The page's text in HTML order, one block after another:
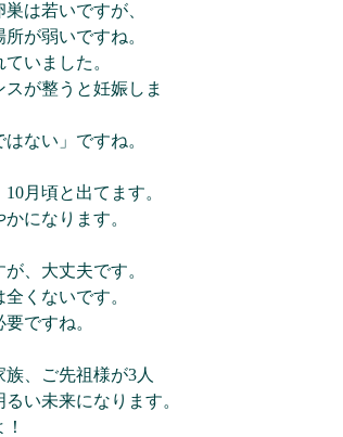
は若いですが、
が弱いですね。
いました。
が整うと妊娠しま
ない」ですね。
月頃と出てます。
になります。
、大丈夫です。
くないです。
ですね。
、ご先祖様が3人
い未来になります。